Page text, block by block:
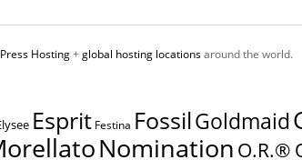
Hosting+global hosting locationsaround the world.
Esprit Festina FossilGoldmaid
Nomination O.R.®